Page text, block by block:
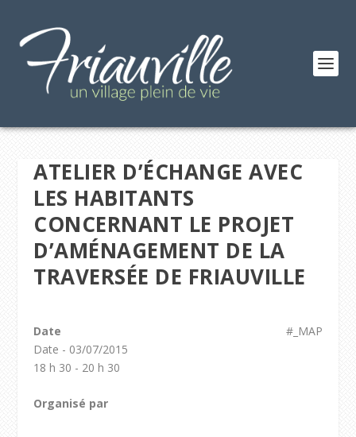
ATELIER D’ÉCHANGE AVEC
LES HABITANTS
CONCERNANT LE PROJET
D’AMÉNAGEMENT DE LA
TRAVERSÉE DE FRIAUVILLE
#_MAP
Date
Date - 03/07/2015
18 h 30 - 20 h 30
Organisé par